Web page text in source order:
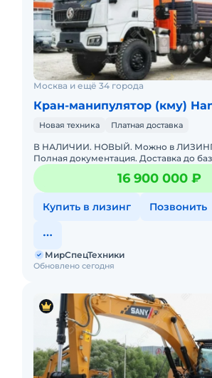
Москва и ещё 34 города
Кран-манипулятор (кму)
Новая техника Платная доставка
В НАЛИЧИИ. НОВЫЙ. Можно в
Полная документация. Доставка до
ООО "МирСпецТехники" является
официальным дилер16 900 000 ₽
Купить в лизинг Позвонить
Обновлено сегодня
МирСпецТехники